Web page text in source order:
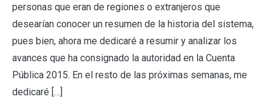
personas que eran de regiones o extranjeros que
desearían conocer un resumen de la historia del sistema,
pues bien, ahora me dedicaré a resumir y analizar los
avances que ha consignado la autoridad en la Cuenta
Pública 2015. En el resto de las próximas semanas, me
dedicaré […]